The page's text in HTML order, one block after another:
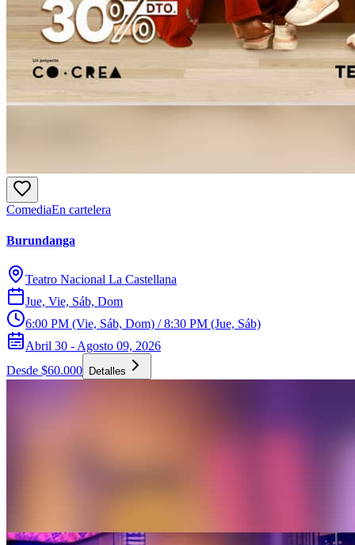
ComediaEn cartelera
Burundanga
Teatro Nacional La Castellana
Jue, Vie, Sáb, Dom
6:00 PM (Vie, Sáb, Dom) / 8:30 PM (Jue, Sáb)
Abril 30 - Agosto 09, 2026
Desde $60.000
Detalles